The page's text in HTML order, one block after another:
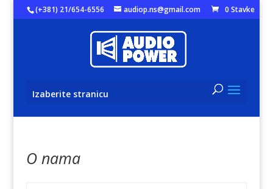
(+381) 21/654-6556 audiop.ns@gmail.com 0 Stavke
Izaberite stranicu
O nama